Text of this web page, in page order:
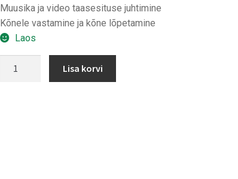
Muusika ja video taasesituse juhtimine
Kõnele vastamine ja kõne lõpetamine
Laos
Lisa korvi